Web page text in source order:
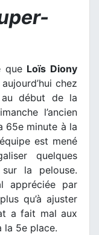
que Loïs Diony
chez
au début de la
l’ancien
65e minute à la
est mené
quelques
la pelouse.
appréciée par
qu’à ajuster
a fait mal aux
la 5e place.